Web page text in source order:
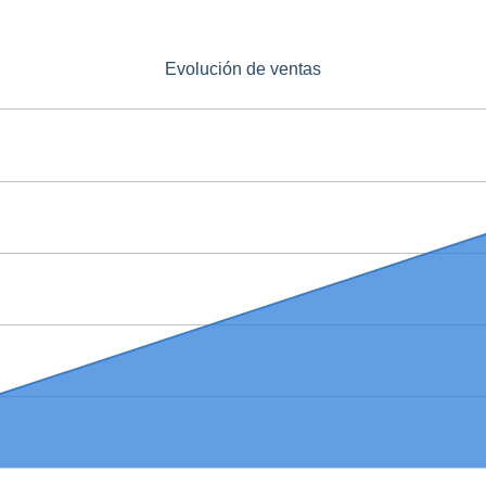
Evolución de ventas